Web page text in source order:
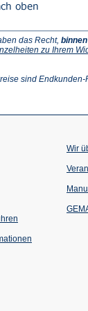
das Recht,
zu Ihrem
sind
Wir